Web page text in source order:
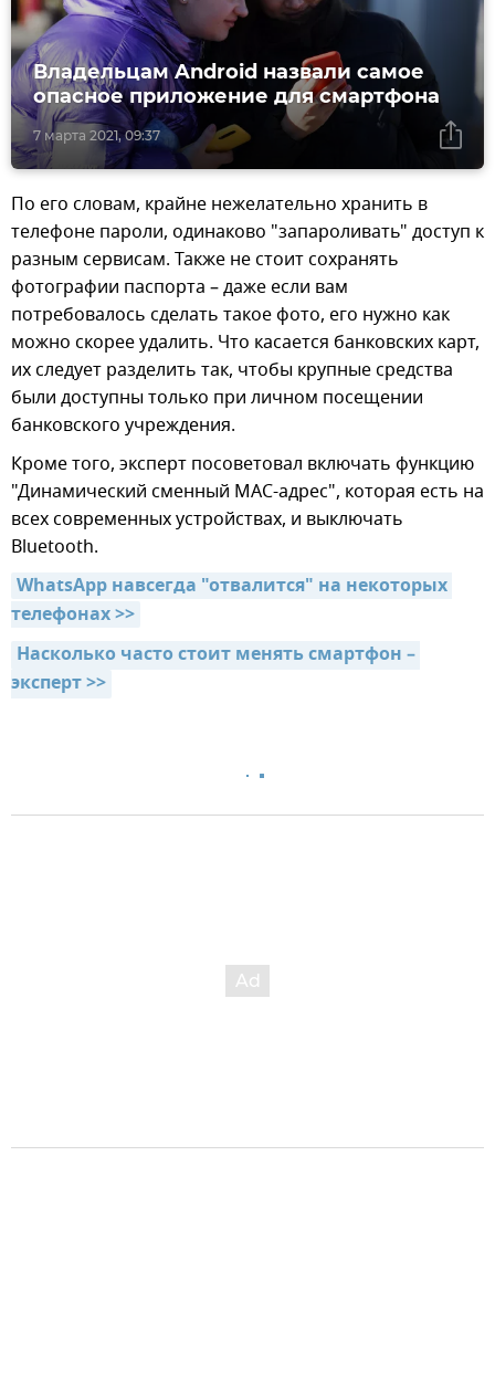
7 марта 2021, 09:37
Владельцам Android назвали самое
опасное приложение для смартфона
По его словам, крайне нежелательно хранить в
телефоне пароли, одинаково "запароливать" доступ к
разным сервисам. Также не стоит сохранять
фотографии паспорта – даже если вам
потребовалось сделать такое фото, его нужно как
можно скорее удалить. Что касается банковских карт,
их следует разделить так, чтобы крупные средства
были доступны только при личном посещении
банковского учреждения.
Кроме того, эксперт посоветовал включать функцию
"Динамический сменный MAC-адрес", которая есть на
всех современных устройствах, и выключать
Bluetooth.
WhatsApp навсегда "отвалится" на некоторых
телефонах >>
Насколько часто стоит менять смартфон –
эксперт >>